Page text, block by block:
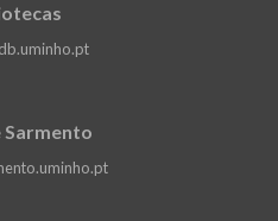
Sarmento